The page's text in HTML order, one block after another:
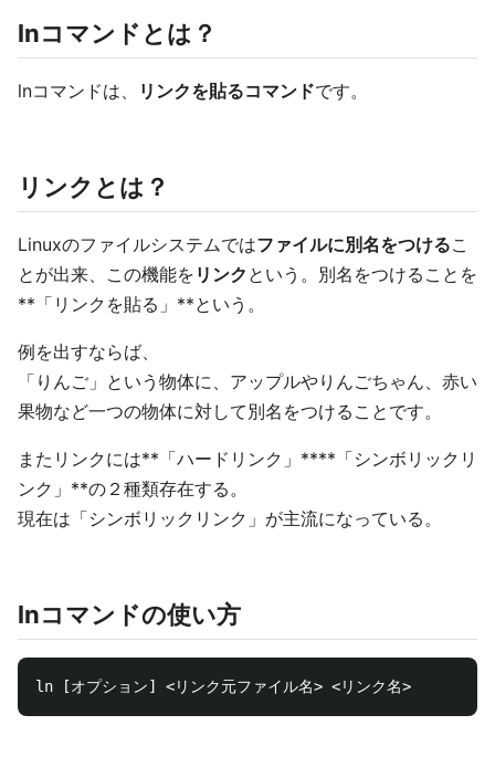
lnコマンドとは？
lnコマンドは、 リンクを貼るコマンドです。
リンクとは？
Linuxのファイルシステムではファイルに別名をつけるこ
とが出来、この機能を リンク という。別名をつけることを
**「リンクを貼る」**という。
例を出すならば、
「りんご」という物体に、アップルやりんごちゃん、赤い
果物など一つの物体に対して別名をつけることです。
またリンクには**「ハードリンク」****「シンボリックリ
ンク」**の２種類存在する。
現在は「シンボリックリンク」が主流になっている。
lnコマンドの使い方